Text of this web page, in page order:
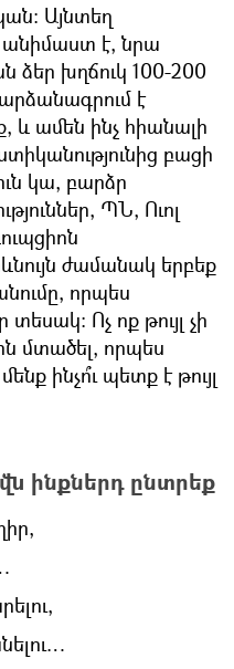
Այնտեղ
է, նրա
ձեր խղճուկ 100-200
է
և ամեն ինչ հիանալի
բացի
կա, բարձր
ՊՆ, Ուոլ
ժամանակ երբեք
որպես
Ոչ ոք թույլ չի
մտածել, որպես
ինչո՞ւ պետք է թույլ
ինքներդ ընտրեք